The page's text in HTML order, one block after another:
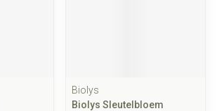
Biolys
Biolys Sleutelbloem